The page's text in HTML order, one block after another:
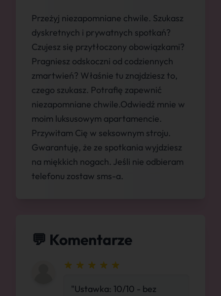
Przeżyj niezapomniane chwile. Szukasz
dyskretnych i prywatnych spotkań?
Czujesz się przytłoczony obowiązkami?
Pragniesz odskoczni od codziennych
zmartwień? Właśnie tu znajdziesz to,
czego szukasz. Potrafię zapewnić
niezapomniane chwile.Odwiedź mnie w
moim luksusowym apartamencie.
Przywitam Cię w seksownym stroju.
Gwarantuję, że ze spotkania wyjdziesz
na miękkich nogach. Jeśli nie odbieram
telefonu zostaw sms-a.
💬 Komentarze
"Ustawka: 10/10 - bez